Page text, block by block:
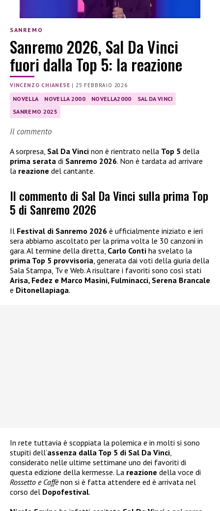
SANREMO
Sanremo 2026, Sal Da Vinci
fuori dalla Top 5: la reazione
VINCENZO CHIANESE |25 FEBBRAIO 2026
NOVELLA NOVELLA 2000 NOVELLA2000
SAL DA VINCI
SANREMO 2025
Il commento
A sorpresa, Sal Da Vinci non è rientrato nella Top 5 della
prima serata di Sanremo 2026. Non è tardata ad arrivare
la reazione del cantante.
Il commento di Sal Da Vinci sulla prima Top
5 di Sanremo 2026
Il Festival di Sanremo 2026 è ufficialmente iniziato e ieri
sera abbiamo ascoltato per la prima volta le 30 canzoni in
gara. Al termine della diretta, Carlo Conti ha svelato la
prima Top 5 provvisoria, generata dai voti della giuria della
Sala Stampa, Tv e Web. A risultare i favoriti sono così stati
Arisa, Fedez e Marco Masini, Fulminacci, Serena Brancale
e Ditonellapiaga.
In rete tuttavia è scoppiata la polemica e in molti si sono
stupiti dell’assenza dalla Top 5 di Sal Da Vinci,
considerato nelle ultime settimane uno dei favoriti di
questa edizione della kermesse. La reazione della voce di
Rossetto e Caffènon si è fatta attendere ed è arrivata nel
corso del Dopofestival.